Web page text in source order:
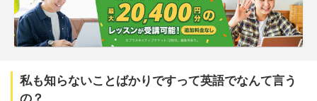
私も知らないことばかりですって英語でなんて言う